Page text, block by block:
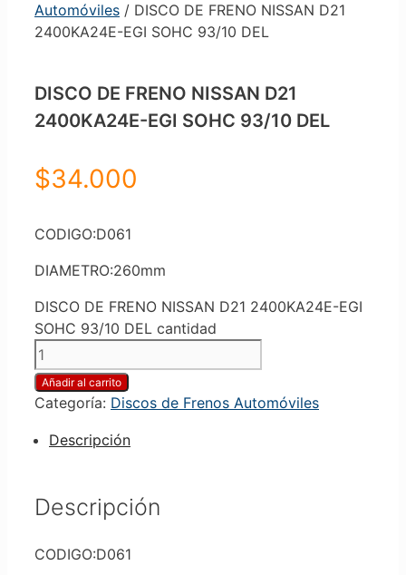
Automóviles / DISCO DE FRENO NISSAN D21
2400KA24E-EGI SOHC 93/10 DEL
DISCO DE FRENO NISSAN D21
2400KA24E-EGI SOHC 93/10 DEL
$34.000
CODIGO:D061
DIAMETRO:260mm
DISCO DE FRENO NISSAN D21 2400KA24E-EGI
SOHC 93/10 DEL cantidad
Añadir al carrito
Categoría: Discos de Frenos Automóviles
Descripción
Descripción
CODIGO:D061